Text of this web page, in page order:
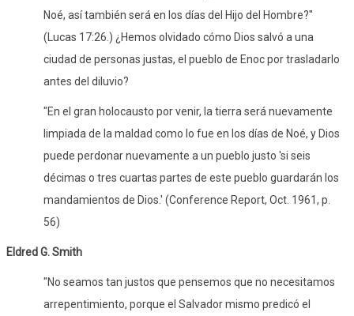
Noé, así también será en los días del Hijo del Hombre?"
(Lucas 17:26.) ¿Hemos olvidado cómo Dios salvó a una
ciudad de personas justas, el pueblo de Enoc por trasladarlo
antes del diluvio?
"En el gran holocausto por venir, la tierra será nuevamente
limpiada de la maldad como lo fue en los días de Noé, y Dios
puede perdonar nuevamente a un pueblo justo 'si seis
décimas o tres cuartas partes de este pueblo guardarán los
mandamientos de Dios.' (Conference Report, Oct. 1961, p.
56)
Eldred G. Smith
"No seamos tan justos que pensemos que no necesitamos
arrepentimiento, porque el Salvador mismo predicó el